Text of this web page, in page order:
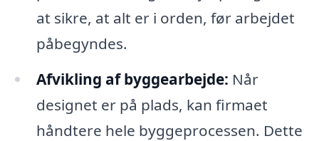
at sikre, at alt er i orden, før arbejdet
påbegyndes.
Afvikling af byggearbejde: Når
designet er på plads, kan firmaet
håndtere hele byggeprocessen. Dette